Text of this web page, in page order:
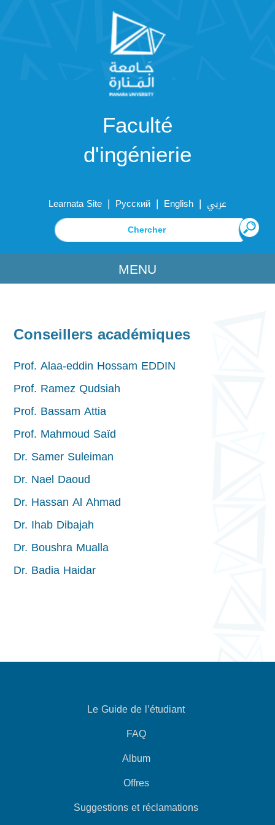
Faculté
d'ingénierie
Learnata Site | Русский | English | عربي
MENU
Conseillers académiques
Prof. Alaa-eddin Hossam EDDIN
Prof. Ramez Qudsiah
Prof. Bassam Attia
Prof. Mahmoud Saïd
Dr. Samer Suleiman
Dr. Nael Daoud
Dr. Hassan Al Ahmad
Dr. Ihab Dibajah
Dr. Boushra Mualla
Dr. Badia Haidar
Le Guide de l’étudiant
FAQ
Album
Offres
Suggestions et réclamations